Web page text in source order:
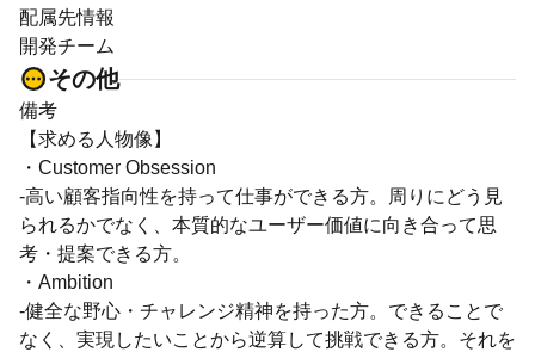
配属先情報
開発チーム
その他
備考
【求める人物像】
・Customer Obsession
-高い顧客指向性を持って仕事ができる方。周りにどう見
られるかでなく、本質的なユーザー価値に向き合って思
考・提案できる方。
・Ambition
-健全な野心・チャレンジ精神を持った方。できることで
なく、実現したいことから逆算して挑戦できる方。それを